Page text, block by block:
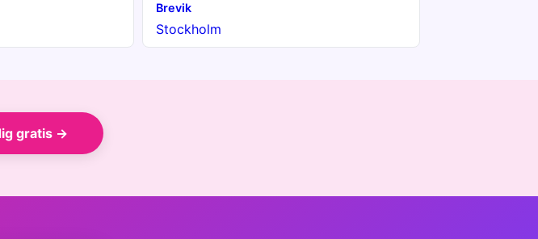
Brevik
Stockholm
gratis →